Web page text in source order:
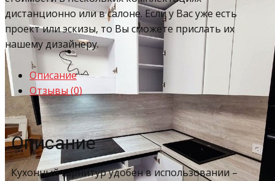
дистанционно или в салоне. Если у Вас уже есть
проект или эскизы, то Вы сможете прислать их
нашему дизайнеру.
Описание
Отзывы (0)
Описание
Кухонный гарнитур удобен в использовании –